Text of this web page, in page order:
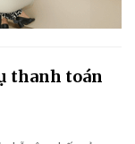
thanh toán